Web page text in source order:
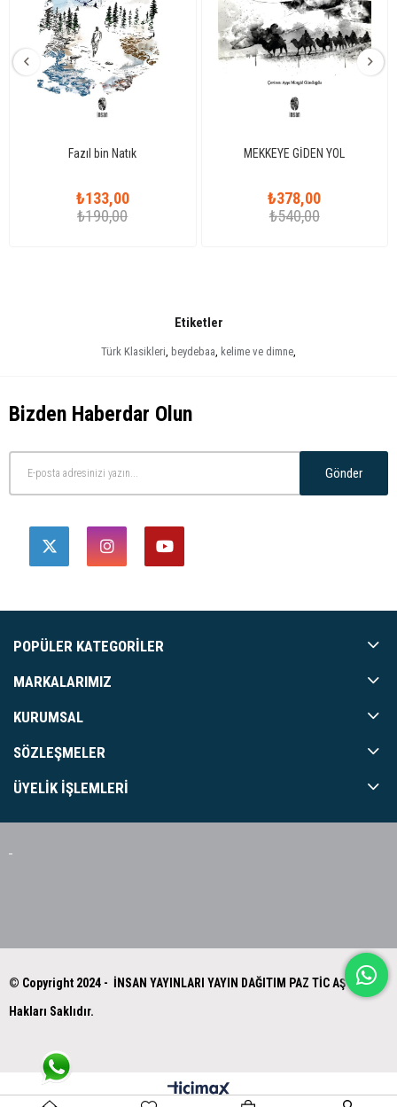
Fazıl bin Natık
₺133,00
₺190,00
MEKKEYE GİDEN YOL
₺378,00
₺540,00
Etiketler
Türk Klasikleri, beydebaa, kelime ve dimne,
Bizden Haberdar Olun
Gönder
POPÜLER KATEGORILER
MARKALARIMIZ
KURUMSAL
SÖZLEŞMELER
ÜYELIK İŞLEMLERI
© Copyright 2024 - İNSAN YAYINLARI YAYIN DAĞITIM PAZ TİC AŞ Tüm
Hakları Saklıdır.